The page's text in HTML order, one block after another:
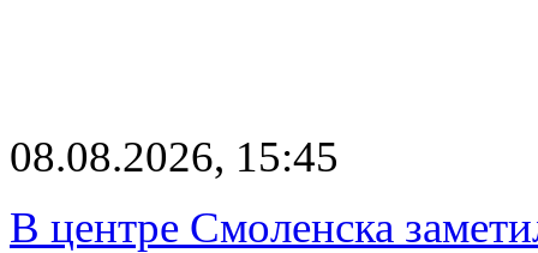
08.08.2026, 15:45
В центре Смоленска